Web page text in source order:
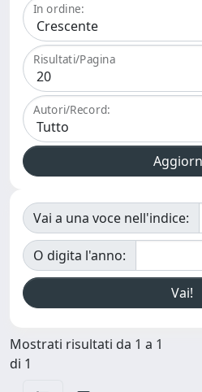
In ordine:
Risultati/Pagina
Autori/Record:
Vai a una voce nell'indice:
O digita l'anno:
Mostrati risultati da 1 a 1
di 1